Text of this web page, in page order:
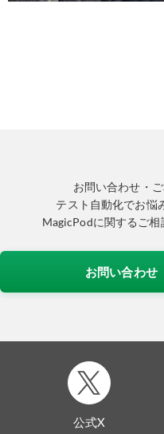
お問い合わせ・
テスト自動化でお悩
MagicPodに関するご相
お問い合わせ
公式X